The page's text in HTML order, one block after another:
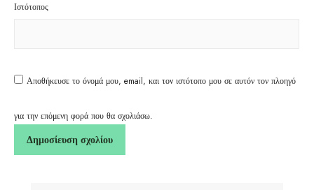
Ιστότοπος
Αποθήκευσε το όνομά μου, email, και τον ιστότοπο μου σε αυτόν τον πλοηγό
για την επόμενη φορά που θα σχολιάσω.